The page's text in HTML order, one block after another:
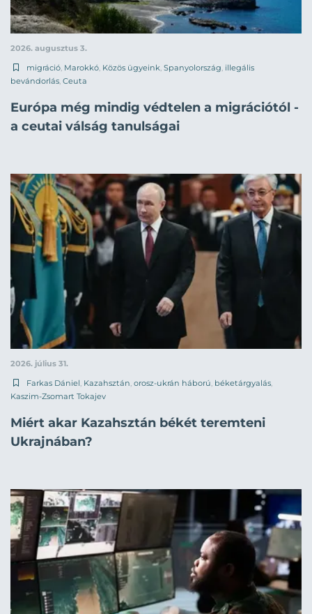
2026. augusztus 3.
migráció, Marokkó, Közös ügyeink, Spanyolország, illegális
bevándorlás, Ceuta
Európa még mindig védtelen a migrációtól -
a ceutai válság tanulságai
2026. július 31.
Farkas Dániel, Kazahsztán, orosz-ukrán háború, béketárgyalás,
Kaszim-Zsomart Tokajev
Miért akar Kazahsztán békét teremteni
Ukrajnában?